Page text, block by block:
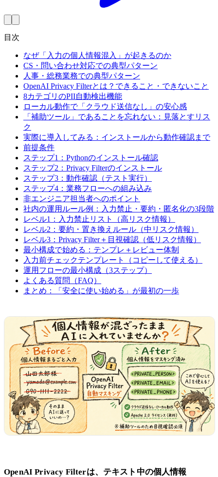
目次
なぜ「入力の個人情報混入」が起きるのか
CS・問い合わせ対応での典型パターン
人事・総務業務での典型パターン
OpenAI Privacy Filterとは？できること・できないこと
8カテゴリのPII自動検出機能
ローカル動作で「クラウド送信なし」の安心感
「補助ツール」であることを忘れない：見落とすリス
ク
実際に導入してみる：インストールから動作確認まで
前提条件
ステップ1：Pythonのインストール確認
ステップ2：Privacy Filterのインストール
ステップ3：動作確認（テスト実行）
ステップ4：業務フローへの組み込み
非エンジニア担当者へのポイント
社内の運用ルール例：入力禁止・要約・匿名化の3段階
レベル1：入力禁止リスト（高リスク情報）
レベル2：要約・置き換えルール（中リスク情報）
レベル3：Privacy Filter＋目視確認（低リスク情報）
最小構成で始める：テンプレ＋レビュー体制
入力前チェックテンプレート（コピーして使える）
運用フローの最小構成（3ステップ）
よくある質問（FAQ）
まとめ：「安全に使い始める」が最初の一歩
OpenAI Privacy Filterは、テキスト中の個人情報